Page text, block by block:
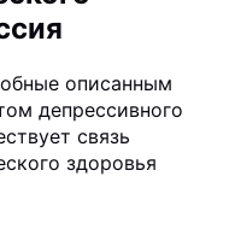
описанным
депрессивного
связь
здоровья